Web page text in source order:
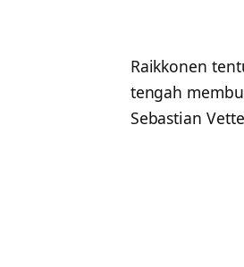
Raikkonen
tengah
Sebastian